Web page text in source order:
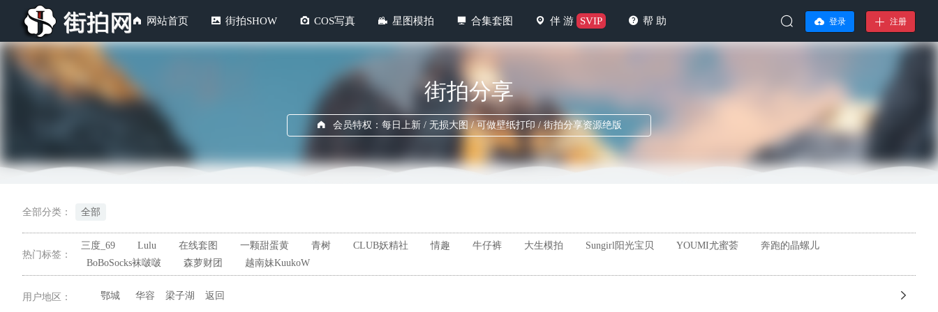
网站首页 街拍SHOW COS写真 星图模拍 合集套图 伴 游 SVIP 帮 助 登录 注册
街拍分享
会员特权：每日上新 / 无损大图 / 可做壁纸打印 / 街拍分享资源绝版
全部分类： 全部
热门标签：
三度_69 Lulu 在线套图 一颗甜蛋黄 青树 CLUB妖精社 情趣 牛仔裤 大生模拍 Sungirl阳光宝贝 YOUMI尤蜜荟
奔跑的晶螺儿
BoBoSocks袜啵啵
森萝财团 越南妹KuukoW
用户地区： 鄂城 华容 梁子湖 返回